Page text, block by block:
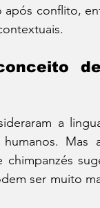
após conflito,
de
a
ser muito